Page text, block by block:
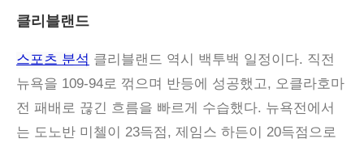
클리블랜드
스포츠 분석 클리블랜드 역시 백투백 일정이다. 직전
뉴욕을 109-94로 꺾으며 반등에 성공했고, 오클라호마
전 패배로 끊긴 흐름을 빠르게 수습했다. 뉴욕전에서
는 도노반 미첼이 23득점, 제임스 하든이 20득점으로